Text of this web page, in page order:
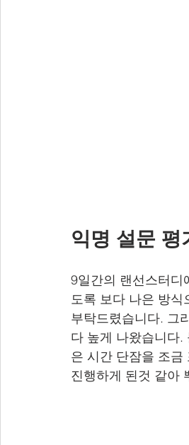
익명 설문 평
9일간의 랜선스터디
도록 보다 나은 방
부탁드렸습니다. 그
다 높게 나왔습니다
은 시간 단잠을 조
진행하게 된것 같아